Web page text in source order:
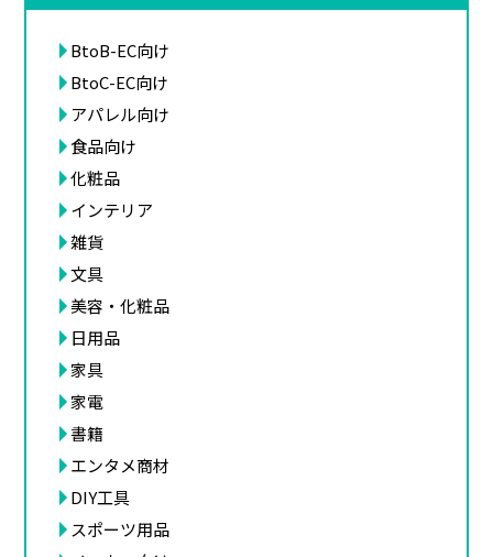
BtoB-EC向け
BtoC-EC向け
アパレル向け
食品向け
化粧品
インテリア
雑貨
文具
美容・化粧品
日用品
家具
家電
書籍
エンタメ商材
DIY工具
スポーツ用品